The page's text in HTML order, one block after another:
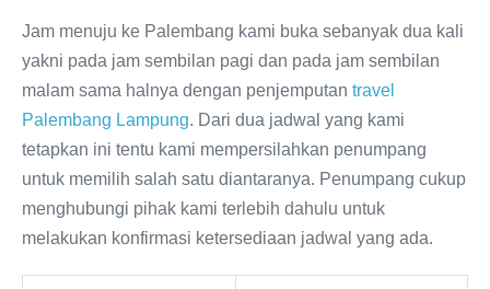
Jam menuju ke Palembang kami buka sebanyak dua kali
yakni pada jam sembilan pagi dan pada jam sembilan
malam sama halnya dengan penjemputan travel
Palembang Lampung. Dari dua jadwal yang kami
tetapkan ini tentu kami mempersilahkan penumpang
untuk memilih salah satu diantaranya. Penumpang cukup
menghubungi pihak kami terlebih dahulu untuk
melakukan konfirmasi ketersediaan jadwal yang ada.